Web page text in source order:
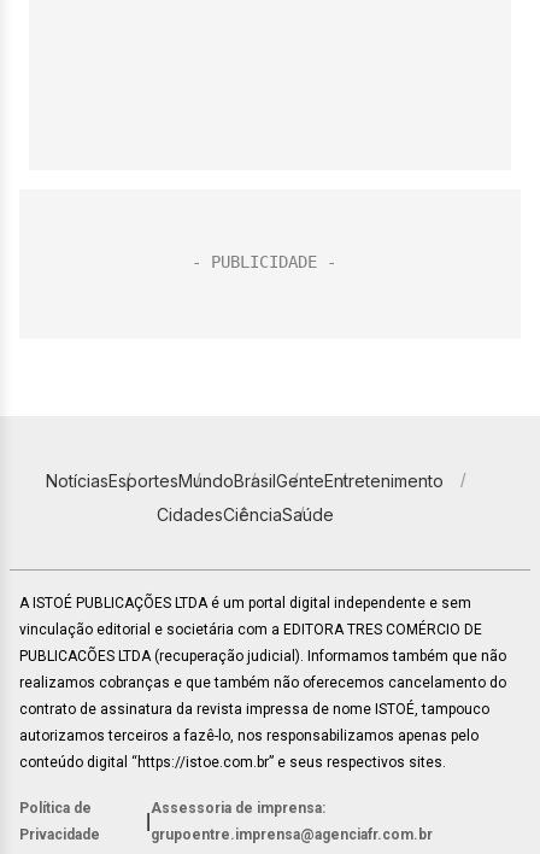
NotíciasEsportesMundoBrasilGenteEntretenimento
CidadesCiênciaSaúde
A ISTOÉ PUBLICAÇÕES LTDA é um portal digital independente e sem
vinculação editorial e societária com a EDITORA TRES COMÉRCIO DE
PUBLICACÕES LTDA (recuperação judicial). Informamos também que não
realizamos cobranças e que também não oferecemos cancelamento do
contrato de assinatura da revista impressa de nome ISTOÉ, tampouco
autorizamos terceiros a fazê-lo, nos responsabilizamos apenas pelo
conteúdo digital “https://istoe.com.br” e seus respectivos sites.
Política de
Privacidade
Assessoria de imprensa:
grupoentre.imprensa@agenciafr.com.br